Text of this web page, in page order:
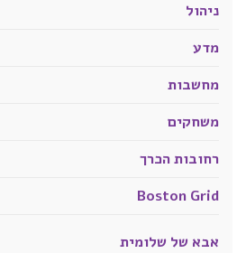
ניהול
מדע
מחשבות
משחקים
רחובות הכרך
Boston Grid
אבא של שלומית